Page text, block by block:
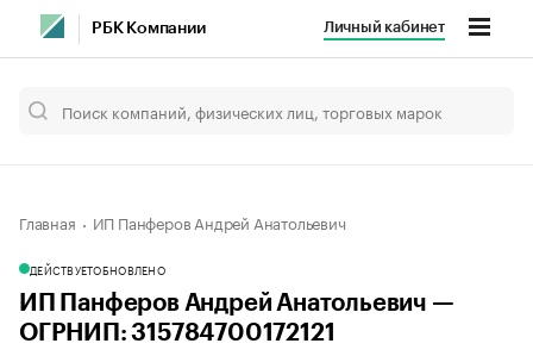
РБК Компании Личный кабинет
Главная ИП Панферов Андрей Анатольевич
ДЕЙСТВУЕТОБНОВЛЕНО
ИП Панферов Андрей Анатольевич —
ОГРНИП: 315784700172121